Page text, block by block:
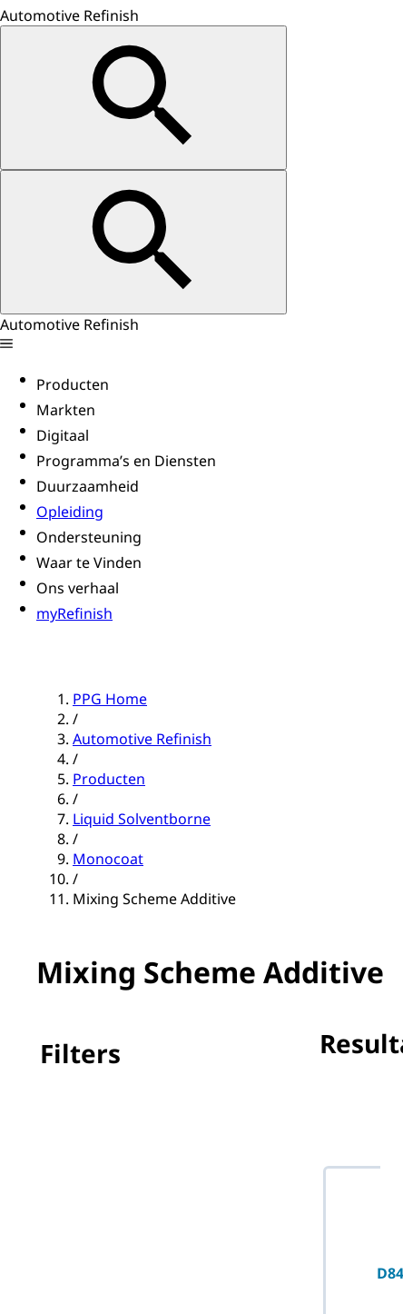
Automotive Refinish
Automotive Refinish
Producten
Markten
Digitaal
Programma’s en Diensten
Duurzaamheid
Opleiding
Ondersteuning
Waar te Vinden
Ons verhaal
myRefinish
PPG Home
/
Automotive Refinish
/
Producten
/
Liquid Solventborne
/
Monocoat
/
Mixing Scheme Additive
Mixing Scheme Additive
Filters
Geen